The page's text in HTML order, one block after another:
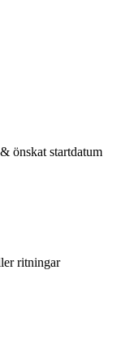
önskat startdatum
ritningar